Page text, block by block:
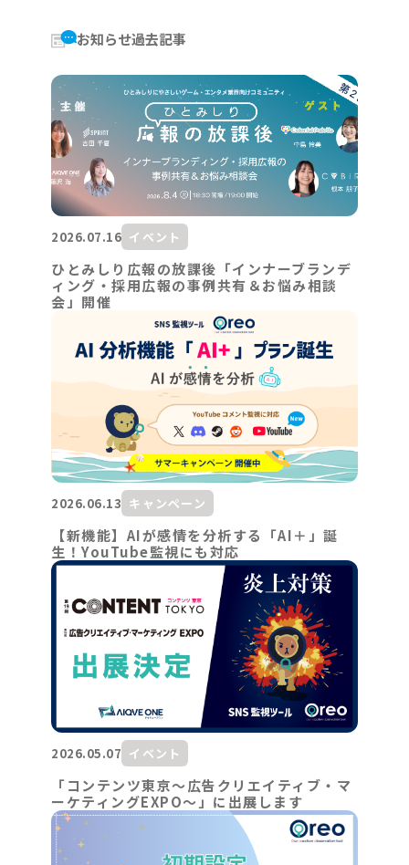
お知らせ過去記事
2026.07.16 イベント
ひとみしり広報の放課後「インナーブランデ
ィング・採用広報の事例共有＆お悩み相談
会」開催
2026.06.13 キャンペーン
【新機能】AIが感情を分析する「AI＋」誕
生！YouTube監視にも対応
2026.05.07 イベント
「コンテンツ東京～広告クリエイティブ・マ
ーケティングEXPO～」に出展します